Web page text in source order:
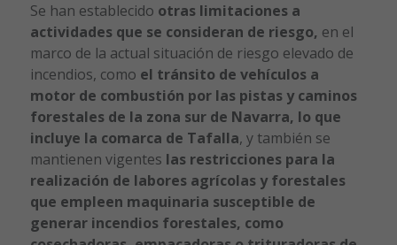
Se han establecido otras limitaciones a
actividades que se consideran de riesgo, en el
marco de la actual situación de riesgo elevado de
incendios, como el tránsito de vehículos a
motor de combustión por las pistas y caminos
forestales de la zona sur de Navarra, lo que
incluye la comarca de Tafalla, y también se
mantienen vigentes las restricciones para la
realización de labores agrícolas y forestales
que empleen maquinaria susceptible de
generar incendios forestales, como